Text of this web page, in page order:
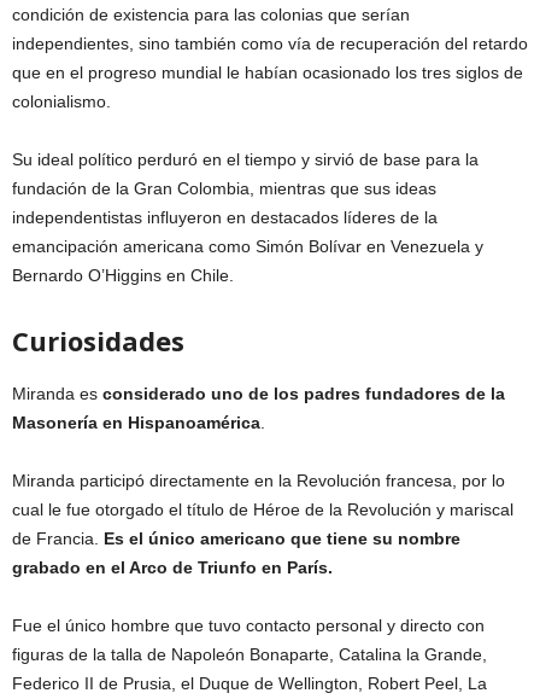
condición de existencia para las colonias que serían
independientes, sino también como vía de recuperación del retardo
que en el progreso mundial le habían ocasionado los tres siglos de
colonialismo.
Su ideal político perduró en el tiempo y sirvió de base para la
fundación de la Gran Colombia, mientras que sus ideas
independentistas influyeron en destacados líderes de la
emancipación americana como Simón Bolívar en Venezuela y
Bernardo O’Higgins en Chile.
Curiosidades
Miranda es considerado uno de los padres fundadores de la
Masonería en Hispanoamérica
Miranda participó directamente en la Revolución francesa, por lo
cual le fue otorgado el título de Héroe de la Revolución y mariscal
de Francia. Es el único americano que tiene su nombre
grabado en el Arco de Triunfo en París.
Fue el único hombre que tuvo contacto personal y directo con
figuras de la talla de Napoleón Bonaparte, Catalina la Grande,
Federico II de Prusia, el Duque de Wellington, Robert Peel, La